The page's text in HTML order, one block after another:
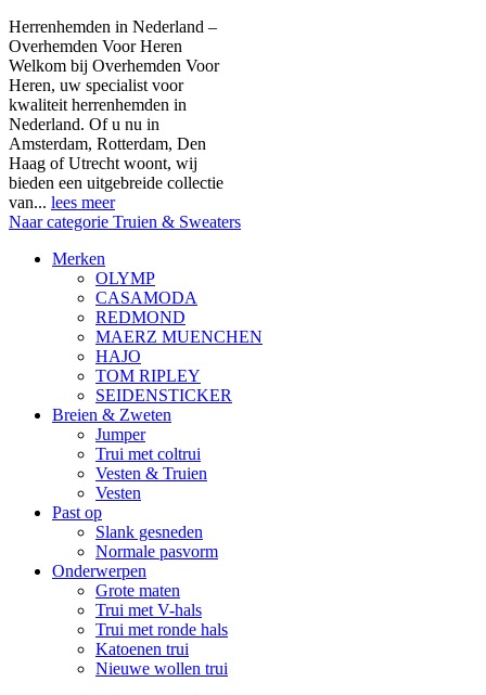
Herrenhemden in Nederland –
Overhemden Voor Heren
Welkom bij Overhemden Voor
Heren, uw specialist voor
kwaliteit herrenhemden in
Nederland. Of u nu in
Amsterdam, Rotterdam, Den
Haag of Utrecht woont, wij
bieden een uitgebreide collectie
van... lees meer
Naar categorie Truien & Sweaters
Merken
OLYMP
CASAMODA
REDMOND
MAERZ MUENCHEN
HAJO
TOM RIPLEY
SEIDENSTICKER
Breien & Zweten
Jumper
Trui met coltrui
Vesten & Truien
Vesten
Past op
Slank gesneden
Normale pasvorm
Onderwerpen
Grote maten
Trui met V-hals
Trui met ronde hals
Katoenen trui
Nieuwe wollen trui